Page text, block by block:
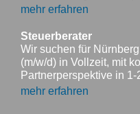
mehr erfahren
Steuerberater
Wir suchen für
(m/w/d) in Vollzeit, mit
Partnerperspektive in 1-
mehr erfahren